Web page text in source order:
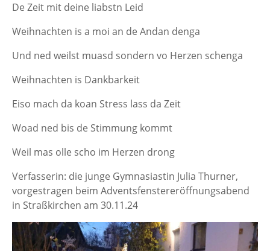
De Zeit mit deine liabstn Leid
Weihnachten is a moi an de Andan denga
Und ned weilst muasd sondern vo Herzen schenga
Weihnachten is Dankbarkeit
Eiso mach da koan Stress lass da Zeit
Woad ned bis de Stimmung kommt
Weil mas olle scho im Herzen drong
Verfasserin: die junge Gymnasiastin Julia Thurner,
vorgestragen beim Adventsfenstereröffnungsabend
in Straßkirchen am 30.11.24